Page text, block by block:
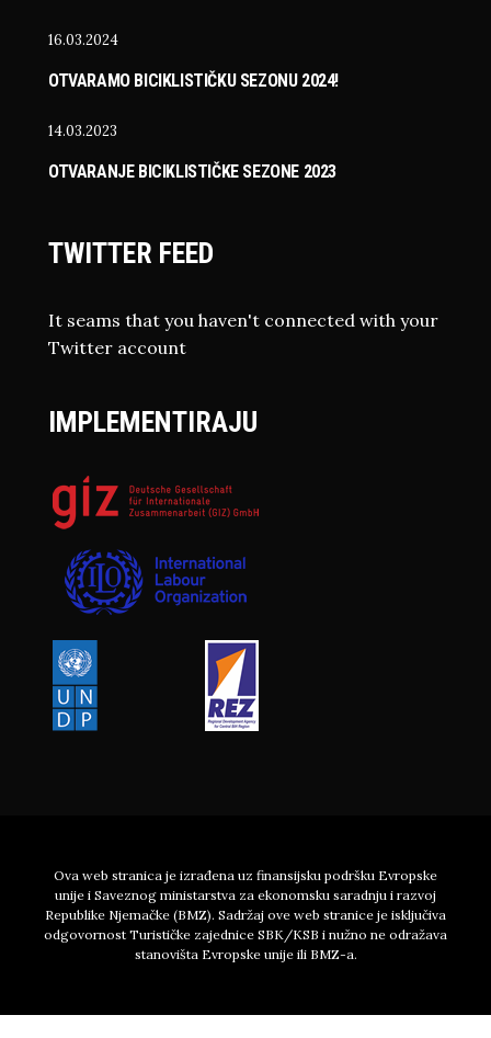
16.03.2024
OTVARAMO BICIKLISTIČKU SEZONU 2024!
14.03.2023
OTVARANJE BICIKLISTIČKE SEZONE 2023
TWITTER FEED
It seams that you haven't connected with your
Twitter account
IMPLEMENTIRAJU
Ova web stranica je izrađena uz finansijsku podršku Evropske
unije i Saveznog ministarstva za ekonomsku saradnju i razvoj
Republike Njemačke (BMZ). Sadržaj ove web stranice je isključiva
odgovornost Turističke zajednice SBK/KSB i nužno ne odražava
stanovišta Evropske unije ili BMZ-a.